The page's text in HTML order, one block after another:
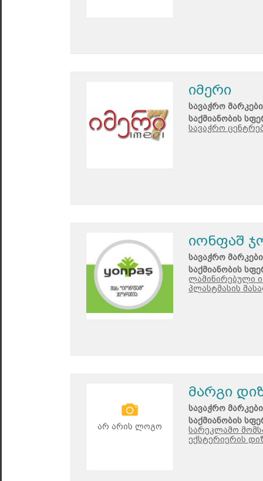
იმერი
სავაჭრო
საქმიანობის
სავაჭრო
იონფაშ
სავაჭრო
საქმიანობის
ლამინირებული
პლასტმასის
არ არის ლოგო
მარგი
სავაჭრო
საქმიანობის
სარეკლამო
ექსტერიერის